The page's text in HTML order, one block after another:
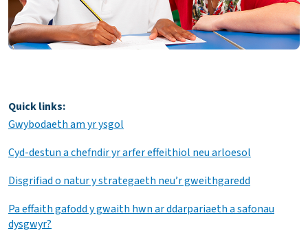
Quick links:
Gwybodaeth am yr ysgol
Cyd-destun a chefndir yr arfer effeithiol neu arloesol
Disgrifiad o natur y strategaeth neu’r gweithgaredd
Pa effaith gafodd y gwaith hwn ar ddarpariaeth a safonau
dysgwyr?